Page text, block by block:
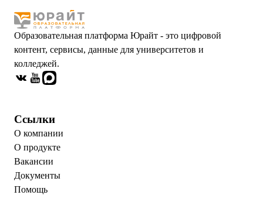
Образовательная платформа Юрайт - это цифровой
контент, сервисы, данные для университетов и
колледжей.
Ссылки
О компании
О продукте
Вакансии
Документы
Помощь